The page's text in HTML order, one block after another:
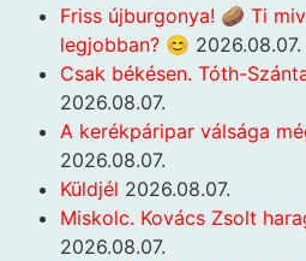
Friss újburgonya! 🥔 Ti
legjobban? 😊 2026.08.07.
Csak békésen. Tóth-
2026.08.07.
A kerékpáripar válsága
2026.08.07.
Küldjél 2026.08.07.
Miskolc. Kovács Zsolt
2026.08.07.